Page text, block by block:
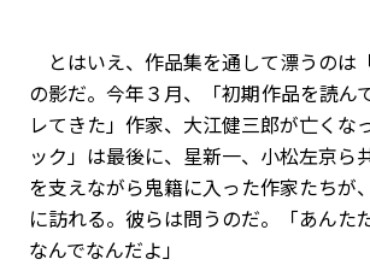
とはいえ、作品集を通して漂うのは
の影だ。今年３月、「初期作品を読ん
レてきた」作家、大江健三郎が亡くな
ック」は最後に、星新一、小松左京ら
を支えながら鬼籍に入った作家たちが
に訪れる。彼らは問うのだ。「あんた
なんでなんだよ」